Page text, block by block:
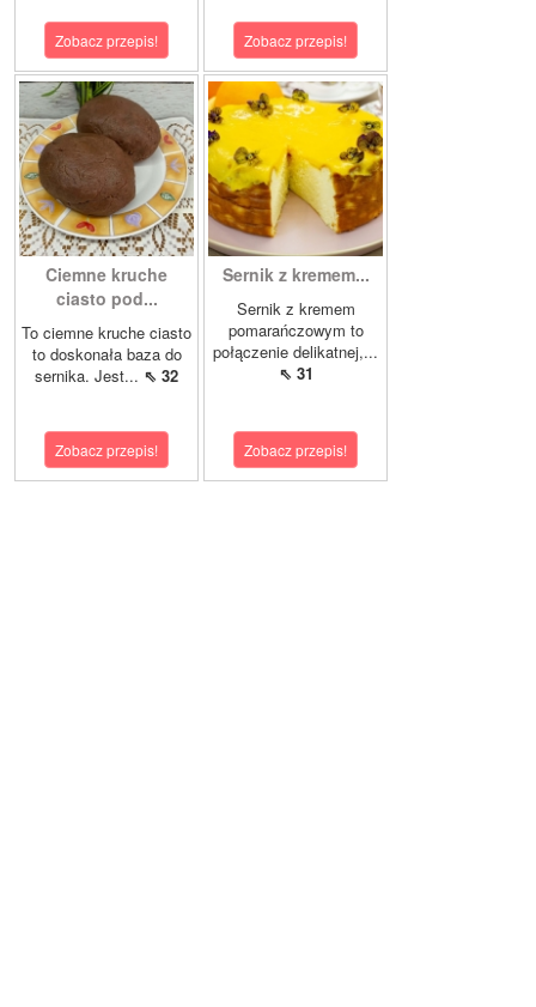
Zobacz przepis! Zobacz przepis!
Ciemne kruche
ciasto pod...
To ciemne kruche ciasto
to doskonała baza do
sernika. Jest... ⇖ 32
Zobacz przepis!
Sernik z kremem...
Sernik z kremem
pomarańczowym to
połączenie delikatnej,...
⇖ 31
Zobacz przepis!